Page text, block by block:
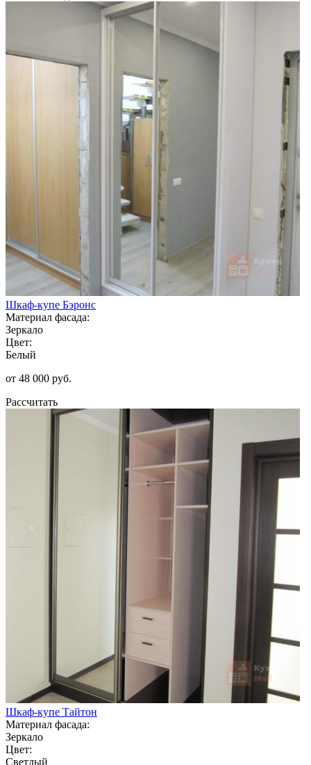
Шкаф-купе Бэронс
Материал фасада:
Зеркало
Цвет:
Белый
от 48 000 руб.
Рассчитать
Шкаф-купе Тайтон
Материал фасада:
Зеркало
Цвет:
Светлый